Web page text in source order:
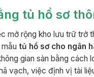
tủ hồ sơ
mở rộng kho lưu trữ
tủ hồ sơ cho ngân
gian sàn bằng
vạch, việc định vị tài